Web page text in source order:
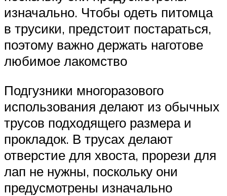
изначально. Чтобы одеть питомца
в трусики, предстоит постараться,
поэтому важно держать наготове
любимое лакомство
Подгузники многоразового
использования делают из обычных
трусов подходящего размера и
прокладок. В трусах делают
отверстие для хвоста, прорези для
лап не нужны, поскольку они
предусмотрены изначально